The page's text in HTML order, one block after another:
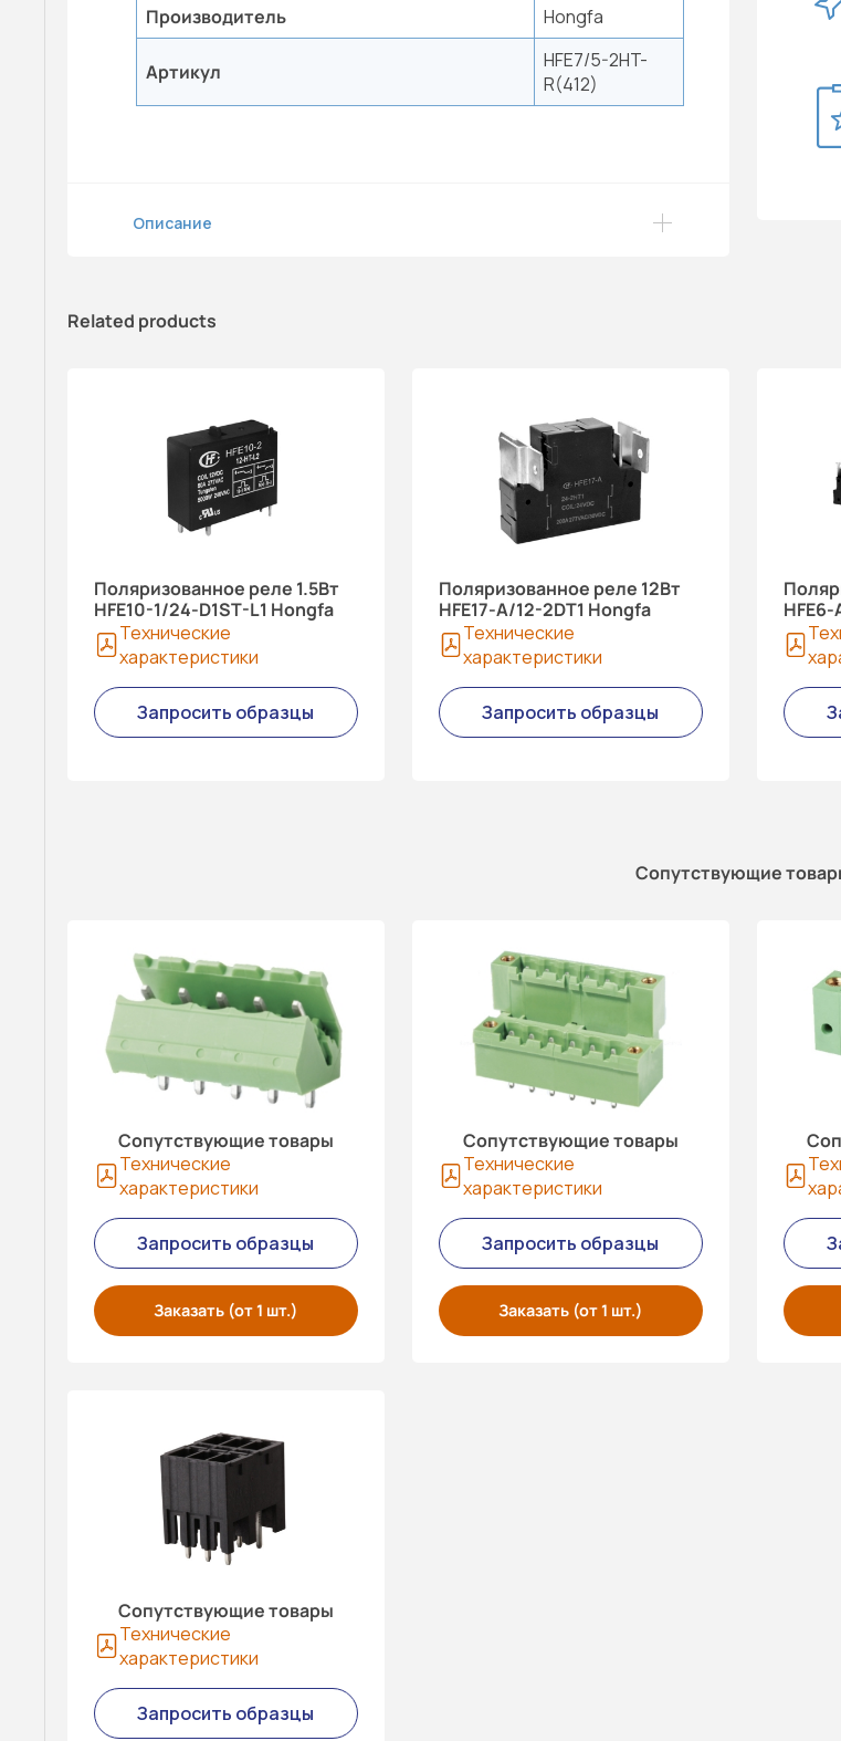
Производитель
Hongfa
Артикул
HFE7/5-2HT-
R(412)
Описание
Сопутствующие
Сопутствующие товары
Технические
характеристики
Запросить образцы
Заказать (от 1 шт.)
Сопутствующие товары
Технические
характеристики
Запросить образцы
Заказать (от 1 шт.)
Сопутствующие товары
Технические
характеристики
Запросить образцы
Related products
Поляризованное реле 1.5Вт
HFE10-1/24-D1ST-L1 Hongfa
Технические
характеристики
Запросить образцы
Поляризованное реле 12Вт
HFE17-A/12-2DT1 Hongfa
Технические
характеристики
Запросить образцы